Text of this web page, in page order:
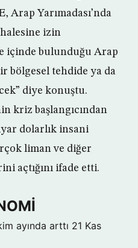
Arap Yarımadası’nda
izin
içinde bulunduğu Arap
bölgesel tehdide ya da
diye konuştu.
kriz başlangıcından
dolarlık insani
liman ve diğer
açtığını ifade etti.
ayında arttı 21 Kas